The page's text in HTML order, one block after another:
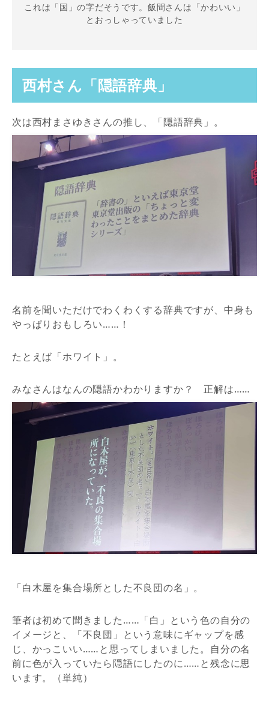
これは「国」の字だそうです。飯間さんは「かわいい」
とおっしゃっていました
西村さん「隠語辞典」
次は西村まさゆきさんの推し、「隠語辞典」。
名前を聞いただけでわくわくする辞典ですが、中身も
やっぱりおもしろい……！
たとえば「ホワイト」。
みなさんはなんの隠語かわかりますか？ 正解は……
「白木屋を集合場所とした不良団の名」。
筆者は初めて聞きました……「白」という色の自分の
イメージと、「不良団」という意味にギャップを感
じ、かっこいい……と思ってしまいました。自分の名
前に色が入っていたら隠語にしたのに……と残念に思
います。（単純）